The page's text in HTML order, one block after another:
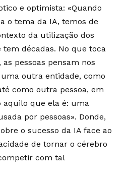
e optimista: «Quando
o tema da IA, temos de
da utilização dos
décadas. No que toca
pessoas pensam nos
outra entidade, como
como outra pessoa, em
aquilo que ela é: uma
por pessoas». Donde,
o sucesso da IA face ao
de tornar o cérebro
com tal